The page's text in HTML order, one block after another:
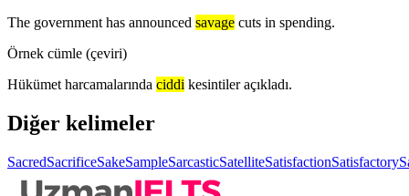
The government has announced savage cuts in spending.
Örnek cümle (çeviri)
Hükümet harcamalarında ciddi kesintiler açıkladı.
Diğer kelimeler
SacredSacrificeSakeSampleSarcasticSatelliteSatisfactionSatisfactory